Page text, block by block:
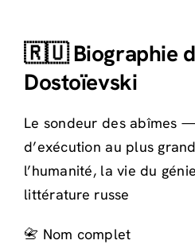
Collège
Langues
🇷🇺 Biographie
Dostoïevski
Le sondeur des abîmes
d’exécution au plus
l’humanité, la vie du
littérature russe
📇 Nom complet